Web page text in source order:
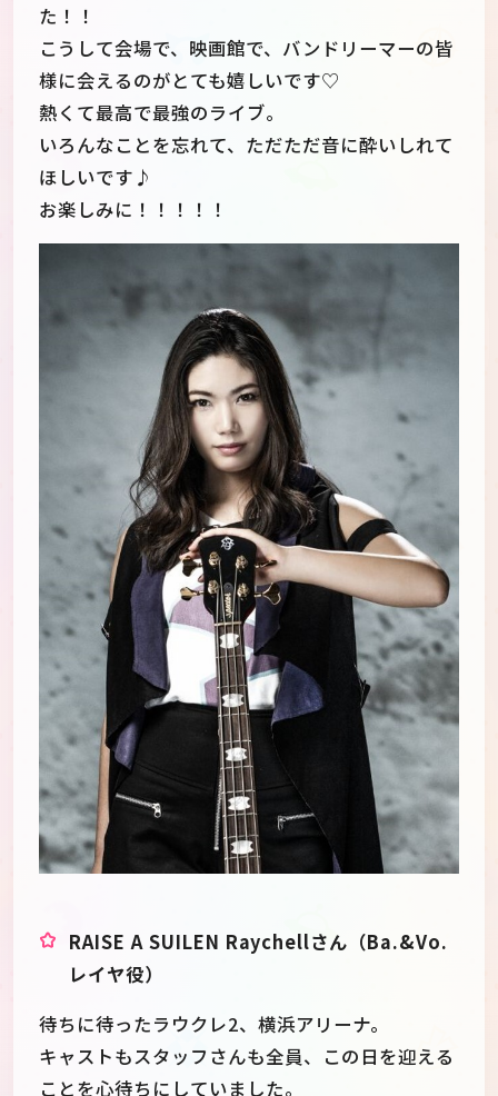
た！！
こうして会場で、映画館で、バンドリーマーの皆
様に会えるのがとても嬉しいです♡
熱くて最高で最強のライブ。
いろんなことを忘れて、ただただ音に酔いしれて
ほしいです♪
お楽しみに！！！！！
RAISE A SUILEN Raychellさん（Ba.&Vo.
レイヤ役）
待ちに待ったラウクレ2、横浜アリーナ。
キャストもスタッフさんも全員、この日を迎える
ことを心待ちにしていました。